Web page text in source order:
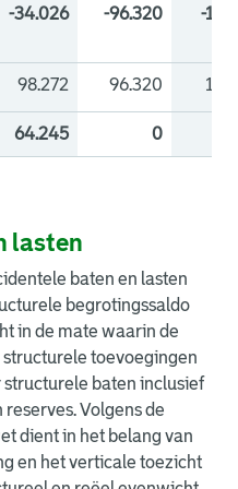
-34.026 -96.320 -
98.272 96.320
437.942 362.286
-375.118 -346.739
35.447 80.773
64.245 0
lasten
baten en lasten
begrotingssaldo
in de mate waarin de
toevoegingen
baten inclusief
Volgens de
dient in het belang van
en het verticale toezicht